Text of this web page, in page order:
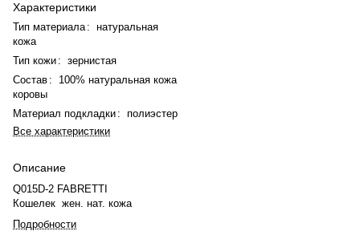
Характеристики
Тип материала : натуральная
кожа
Тип кожи : зернистая
Состав :
100% натуральная кожа
коровы
Материал подкладки : полиэстер
Все характеристики
Описание
Q015D-2 FABRETTI
Кошелек жен. нат. кожа
Подробности